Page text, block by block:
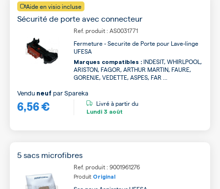
Aide en visio incluse
Sécurité de porte avec connecteur
Ref. produit : AS0031771
Fermeture - Securite de Porte pour Lave-linge
UFESA
Marques compatibles : INDESIT, WHIRLPOOL,
ARISTON, FAGOR, ARTHUR MARTIN, FAURE,
GORENJE, VEDETTE, ASPES, FAR ...
6,56 €
Vendu neuf parSpareka
Livré à partir du
Lundi 3 août
5 sacs microfibres
Ref. produit : 9001961276
Produit Original